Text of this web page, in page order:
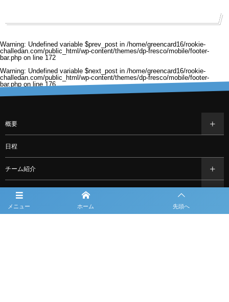
Warning: Undefined variable $prev_post in /home/greencard16/rookie-
challedan.com/public_html/wp-content/themes/dp-fresco/mobile/footer-
bar.php on line 172
Warning: Undefined variable $next_post in /home/greencard16/rookie-
challedan.com/public_html/wp-content/themes/dp-fresco/mobile/footer-
bar.php on line176
メニュー ホーム 先頭へ
概要
日程
チーム紹介
結果
過去の大会情報